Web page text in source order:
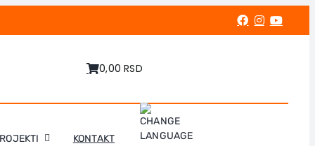
0,00 RSD
KONTAKT